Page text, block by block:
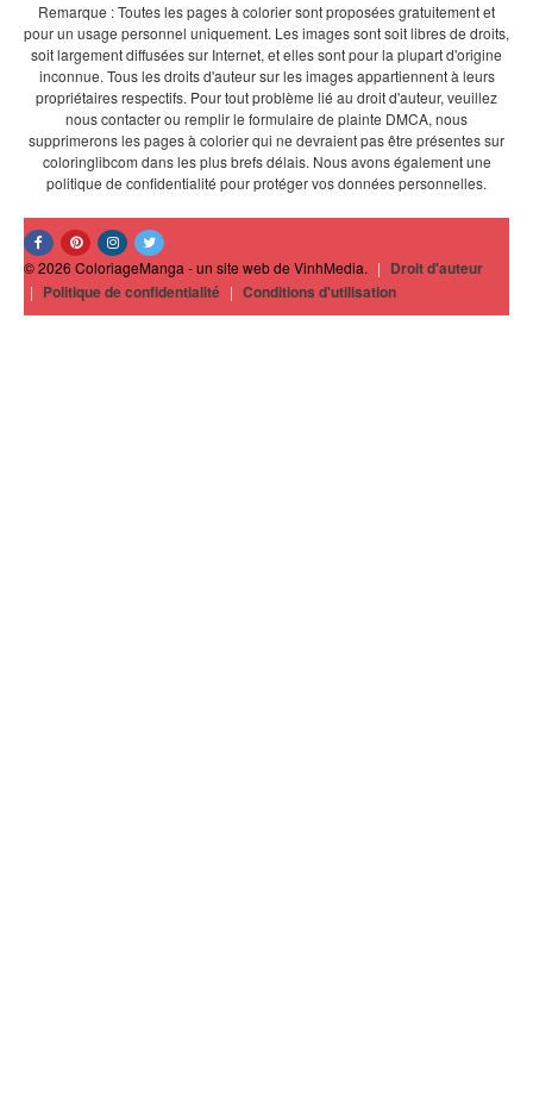
Remarque : Toutes les pages à colorier sont proposées gratuitement et
pour un usage personnel uniquement. Les images sont soit libres de droits,
soit largement diffusées sur Internet, et elles sont pour la plupart d'origine
inconnue. Tous les droits d'auteur sur les images appartiennent à leurs
propriétaires respectifs. Pour tout problème lié au droit d'auteur, veuillez
nous contacter ou remplir le formulaire de plainte DMCA, nous
supprimerons les pages à colorier qui ne devraient pas être présentes sur
coloringlibcom dans les plus brefs délais. Nous avons également une
politique de confidentialité pour protéger vos données personnelles.
© 2026 ColoriageManga - un site web de VinhMedia. | Droit d'auteur
| Politique de confidentialité | Conditions d'utilisation